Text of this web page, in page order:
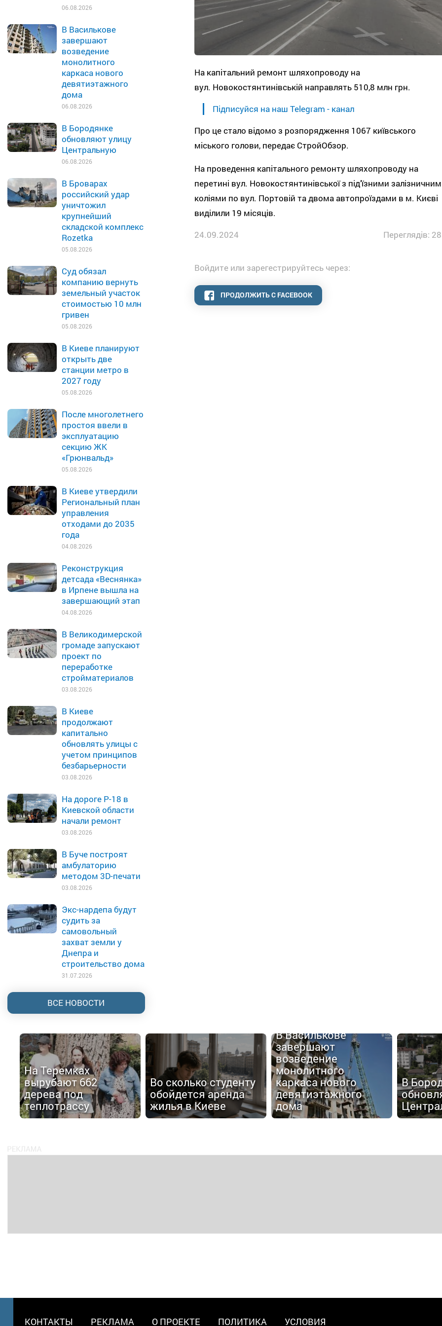
06.08.2026
В Василькове
завершают
возведение
монолитного
каркаса нового
девятиэтажного
дома
06.08.2026
В Бородянке
обновляют улицу
Центральную
06.08.2026
В Броварах
российский удар
уничтожил
крупнейший
складской комплекс
Rozetka
05.08.2026
Суд обязал
компанию вернуть
земельный участок
стоимостью 10 млн
гривен
05.08.2026
В Киеве планируют
открыть две
станции метро в
2027 году
05.08.2026
После многолетнего
простоя ввели в
эксплуатацию
секцию ЖК
«Грюнвальд»
05.08.2026
В Киеве утвердили
Региональный план
управления
отходами до 2035
года
04.08.2026
Реконструкция
детсада «Веснянка»
в Ирпене вышла на
завершающий этап
04.08.2026
В Великодимерской
громаде запускают
проект по
переработке
стройматериалов
03.08.2026
В Киеве
продолжают
капитально
обновлять улицы с
учетом принципов
безбарьерности
03.08.2026
На дороге Р-18 в
Киевской области
начали ремонт
03.08.2026
В Буче построят
амбулаторию
методом 3D-печати
03.08.2026
Экс-нардепа будут
судить за
самовольный
захват земли у
Днепра и
строительство дома
31.07.2026
ВСЕ НОВОСТИ
На капітальний ремонт шляхопроводу на
вул. Новокостянтинівській направлять 510,8 млн грн.
Підписуйся на наш Telegram - канал
Про це стало відомо з розпорядження 1067 київського
міського голови, передає СтройОбзор.
На проведення капітального ремонту шляхопроводу на
перетині вул. Новокостянтинівської з під’їзними
коліями по вул. Портовій та двома автопроїздами в м. Києві
виділили 19 місяців.
24.09.2024
Переглядів:
Войдите или зарегестрируйтесь через:
ПРОДОЛЖИТЬ С FACEBOOK
На Теремках
вырубают 662
дерева под
теплотрассу
Во сколько студенту
обойдется аренда
жилья в Киеве
В Василькове
завершают
возведение
монолитного
каркаса нового
девятиэтажного
дома
В
МЕНЮ
КОНТАКТЫ РЕКЛАМА О ПРОЕКТЕ ПОЛИТИКА УСЛОВИЯ